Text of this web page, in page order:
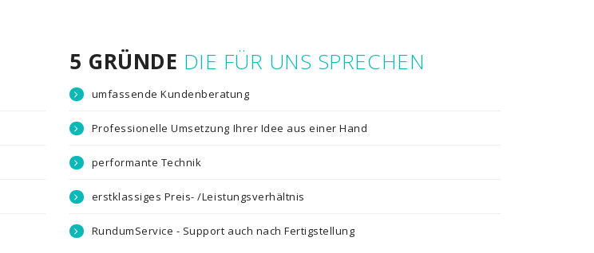
5 GRÜNDE DIE FÜR UNS SPRECHEN
umfassende Kundenberatung
Professionelle Umsetzung Ihrer Idee aus einer Hand
performante Technik
erstklassiges Preis- /Leistungsverhältnis
RundumService - Support auch nach Fertigstellung